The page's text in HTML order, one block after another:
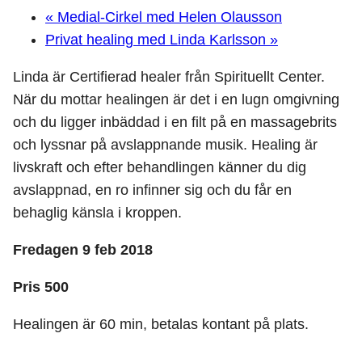
« Medial-Cirkel med Helen Olausson
Privat healing med Linda Karlsson »
Linda är Certifierad healer från Spirituellt Center.
När du mottar healingen är det i en lugn omgivning
och du ligger inbäddad i en filt på en massagebrits
och lyssnar på avslappnande musik. Healing är
livskraft och efter behandlingen känner du dig
avslappnad, en ro infinner sig och du får en
behaglig känsla i kroppen.
Fredagen 9 feb 2018
Pris 500
Healingen är 60 min, betalas kontant på plats.